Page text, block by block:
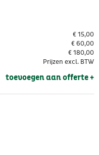
€ 15,00
€ 60,00
€ 180,00
Prijzen excl. BTW
toevoegen aan offerte +